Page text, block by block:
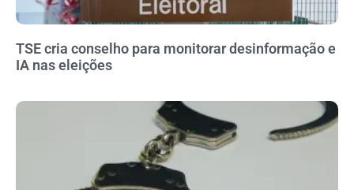
TSE cria conselho para monitorar desinformação e
IA nas eleições